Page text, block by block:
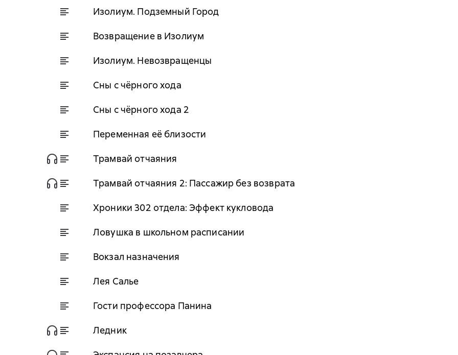
Изолиум. Подземный Город
Возвращение в Изолиум
Изолиум. Невозвращенцы
Сны с чёрного хода
Сны с чёрного хода 2
Переменная её близости
Трамвай отчаяния
Трамвай отчаяния 2: Пассажир без возврата
Хроники 302 отдела: Эффект кукловода
Ловушка в школьном расписании
Вокзал назначения
Лея Салье
Гости профессора Панина
Ледник